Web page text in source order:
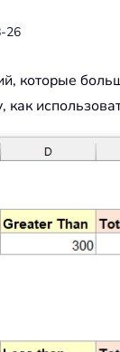
26
которые
как